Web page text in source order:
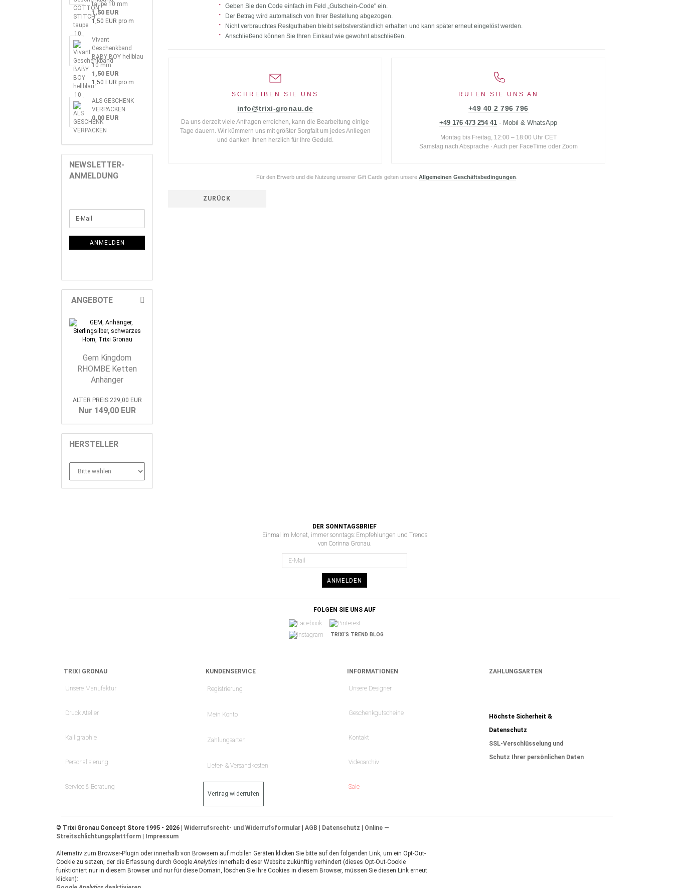
Geben Sie den Code einfach im Feld „Gutschein-Code" ein.
Der Betrag wird automatisch von Ihrer Bestellung abgezogen.
Nicht verbrauchtes Restguthaben bleibt selbstverständlich erhalten und kann später erneut eingelöst werden.
Anschließend können Sie Ihren Einkauf wie gewohnt abschließen.
SCHREIBEN SIE UNS
info@trixi-gronau.de
Da uns derzeit viele Anfragen erreichen, kann die Bearbeitung einige
Tage dauern. Wir kümmern uns mit größter Sorgfalt um jedes Anliegen
und danken Ihnen herzlich für Ihre Geduld.
RUFEN SIE UNS AN
+49 40 2 796 796
+49 176 473 254 41 · Mobil & WhatsApp
Montag bis Freitag, 12:00 – 18:00 Uhr CET
Samstag nach Absprache · Auch per FaceTime oder Zoom
Für den Erwerb und die Nutzung unserer Gift Cards gelten unsere Allgemeinen Geschäftsbedingungen
ZURÜCK
taupe 10 mm
1,50 EUR
1,50 EUR pro m
Vivant
Geschenkband
BABY BOY hellblau
10 mm
1,50 EUR
1,50 EUR pro m
ALS GESCHENK
VERPACKEN
0,00 EUR
NEWSLETTER-
ANMELDUNG
E-
Mail
ANMELDEN
ANGEBOTE
Gem Kingdom
RHOMBE Ketten
Anhänger
ALTER PREIS 229,00 EUR
Nur 149,00 EUR
HERSTELLER
DER SONNTAGSBRIEF
Einmal im Monat, immer sonntags: Empfehlungen und Trends
von Corinna Gronau.
ANMELDEN
FOLGEN SIE UNS AUF
TRIXI´S TREND BLOG
TRIXI GRONAU
Unsere Manufaktur
Druck Atelier
Kalligraphie
Personalisierung
Service & Beratung
KUNDENSERVICE
Registrierung
Mein Konto
Zahlungsarten
Liefer- & Versandkosten
Vertrag widerrufen
INFORMATIONEN
Unsere Designer
Geschenkgutscheine
Kontakt
Videoarchiv
Sale
ZAHLUNGSARTEN
Höchste Sicherheit &
Datenschutz
SSL-Verschlüsselung und
Schutz Ihrer persönlichen Daten
© Trixi Gronau Concept Store 1995 - 2026 | Widerrufsrecht- und Widerrufsformular | AGB | Datenschutz | Online —
Streitschlichtungsplattform | Impressum
Alternativ zum Browser-Plugin oder innerhalb von Browsern auf mobilen Geräten klicken Sie bitte auf den folgenden Link, um ein Opt-Out-
Cookie zu setzen, der die Erfassung durch Google Analytics innerhalb dieser Website zukünftig verhindert (dieses Opt-Out-Cookie
funktioniert nur in diesem Browser und nur für diese Domain, löschen Sie Ihre Cookies in diesem Browser, müssen Sie diesen Link erneut
klicken):